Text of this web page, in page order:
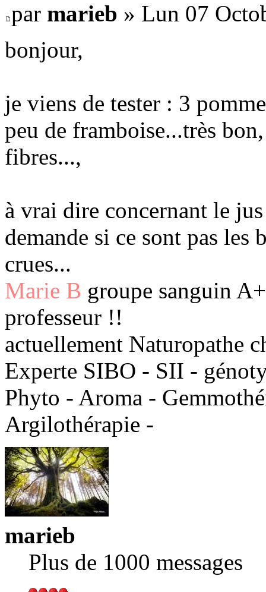
par marieb » Lun 07
bonjour,
je viens de tester : 3
peu de framboise...très
fibres...,
à vrai dire concernant le
demande si ce sont pas
crues...
Marie B groupe sanguin
professeur !!
actuellement Naturopathe
Experte SIBO - SII -
Phyto - Aroma -
Argilothérapie -
marieb
Plus de 1000 messages